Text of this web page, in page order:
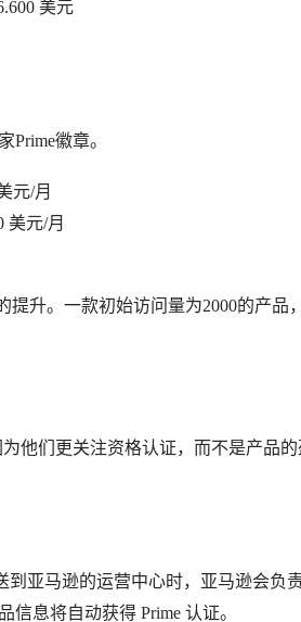
美元
徽章。
元/月
美元/月
提升。一款初始访问量为2000的产品
他们更关注资格认证，而不是产品
到亚马逊的运营中心时，亚马逊会负
息将自动获得 Prime 认证。